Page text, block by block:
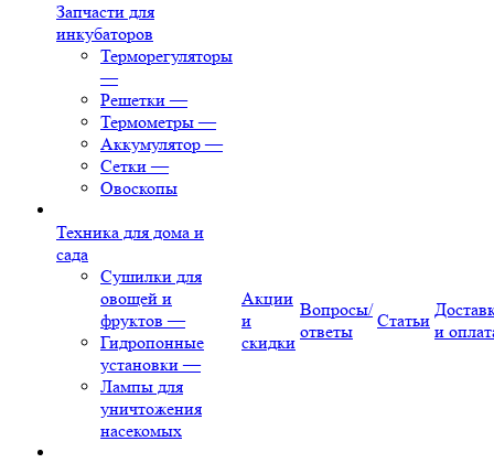
Запчасти для
инкубаторов
Терморегуляторы
—
Решетки —
Термометры —
Аккумулятор —
Сетки —
Овоскопы
Техника для дома и
сада
Сушилки для
овощей и
фруктов —
Гидропонные
установки —
Лампы для
уничтожения
насекомых
Акции
и
скидки
Вопросы/
ответы
Статьи
и